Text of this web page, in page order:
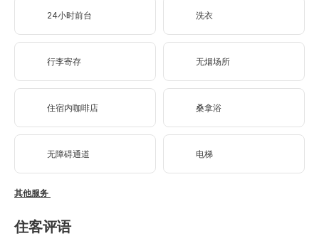
24小时前台 洗衣
行李寄存 无烟场所
住宿内咖啡店 桑拿浴
无障碍通道 电梯
其他服务
住客评语